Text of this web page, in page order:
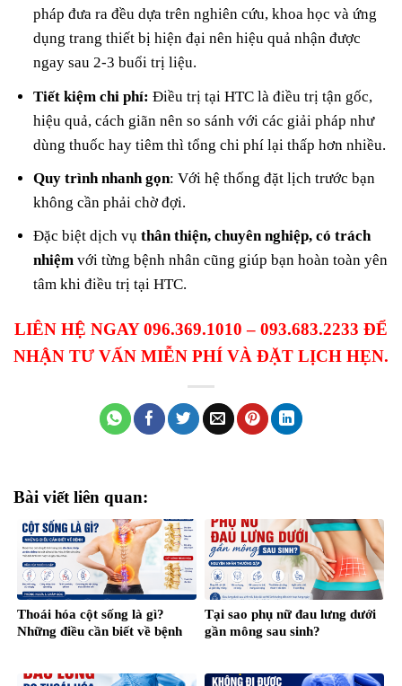
pháp đưa ra đều dựa trên nghiên cứu, khoa học và ứng
dụng trang thiết bị hiện đại nên hiệu quả nhận được
ngay sau 2-3 buổi trị liệu.
Tiết kiệm chi phí: Điều trị tại HTC là điều trị tận gốc,
hiệu quả, cách giãn nên so sánh với các giải pháp như
dùng thuốc hay tiêm thì tổng chi phí lại thấp hơn nhiều.
Quy trình nhanh gọn: Với hệ thống đặt lịch trước bạn
không cần phải chờ đợi.
Đặc biệt dịch vụthân thiện, chuyên nghiệp, có trách
nhiệm với từng bệnh nhân cũng giúp bạn hoàn toàn yên
tâm khi điều trị tại HTC.
LIÊN HỆ NGAY 096.369.1010 – 093.683.2233 ĐỂ
NHẬN TƯ VẤN MIỄN PHÍ VÀ ĐẶT LỊCH HẸN.
Bài viết liên quan:
Thoái hóa cột sống là gì?
Những điều cần biết về bệnh
Tại sao phụ nữ đau lưng dưới
gần mông sau sinh?